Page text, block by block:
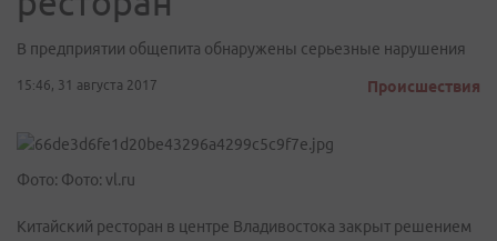
В предприятии общепита обнаружены серьезные нарушения
15:46, 31 августа 2017 Происшествия
Фото: Фото: vl.ru
Китайский ресторан в центре Владивостока закрыт решением